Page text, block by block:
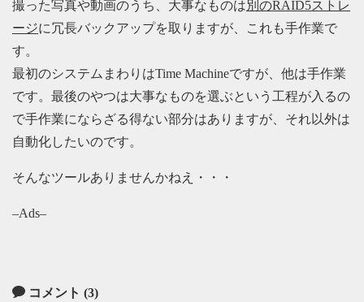
撮った写真や動画のうち、大事なものは別のRAID5ストレ
ージに冗長バックアップを取りますが、これも手作業で
す。
最初のシステムまわりはTime Machineですが、他は手作業
です。最後のやつは大事なものを選ぶという工程が入るの
で手作業にならざる得ない部分はありますが、それ以外は
自動化したいのです。
そんなツールありませんかねえ・・・
–Ads–
コメント (3)